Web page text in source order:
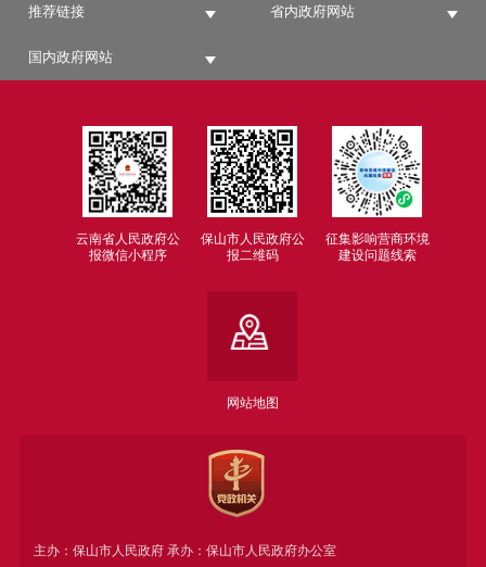
推荐链接 省内政府网站
国内政府网站
云南省人民政府公
报微信小程序
保山市人民政府公
报二维码
征集影响营商环境
建设问题线索
网站地图
主办：保山市人民政府 承办：保山市人民政府办公室